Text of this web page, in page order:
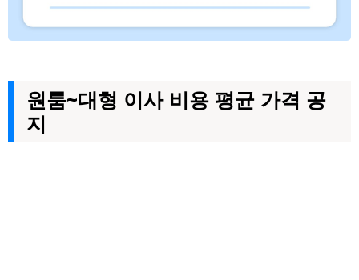
원룸~대형 이사 비용 평균 가격 공
지